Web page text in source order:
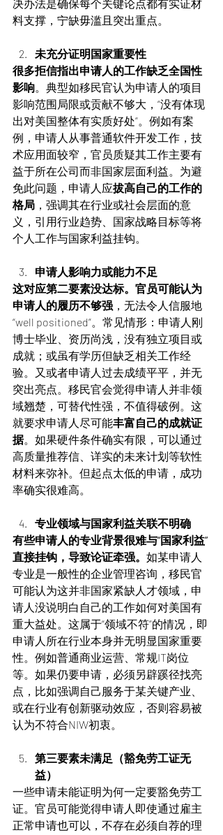
决办法是确保每个关键论点都有实证材
料支撑，宁缺毋滥且突出重点。
未充分证明国家重要性
很多拒信指出申请人的工作缺乏全国性
影响。典型如移民官认为申请人的项目
影响范围局限或贡献不够大，“没有体现
出对美国整体有实质好处”。例如有案
例，申请人从事普通软件开发工作，技
术应用面较窄，官员质疑其工作主要有
益于所在公司而非国家层面利益。为避
免此问题，申请人应拔高自己的工作的
格局 ，强调其在行业或社会层面的意
义，引用行业趋势、国家战略目标等将
个人工作与国家利益挂钩。
申请人影响力或能力不足
这对应第二要素没达标。官员可能认为
申请人的履历不够强 ，无法令人信服地
“well positioned”。常见情形：申请人刚
博士毕业、资历尚浅，没有独立项目或
成就；或虽有学历但缺乏相关工作经
验。又或者申请人过去成绩平平，并无
突出亮点。移民官会觉得申请人并非领
域翘楚，可替代性强，不值得破例。这
就要求申请人尽可能丰富自己的成就证
据。如果硬件条件确实有限，可以通过
高质量推荐信、详实的未来计划等软性
材料来弥补。但起点太低的申请，成功
率确实很难高。
专业领域与国家利益关联不明确
有些申请人的专业背景很难与“国家利益”
直接挂钩，导致论证牵强。 如某申请人
专业是一般性的企业管理咨询，移民官
可能认为这并非国家紧缺人才领域，申
请人没说明白自己的工作如何对美国有
重大益处。这属于“领域不符”的情况，即
申请人所在行业本身并无明显国家重要
性。例如普通商业运营、常规IT岗位
等。如果仍要申请，必须另辟蹊径找亮
点，比如强调自己服务于某关键产业、
或在行业有创新驱动效应，否则容易被
认为不符合NIW初衷。
第三要素未满足（豁免劳工证无
益）
一些申请未能证明为何一定要豁免劳工
证。官员可能觉得申请人即使通过雇主
正常申请也可以，不存在必须自荐的理